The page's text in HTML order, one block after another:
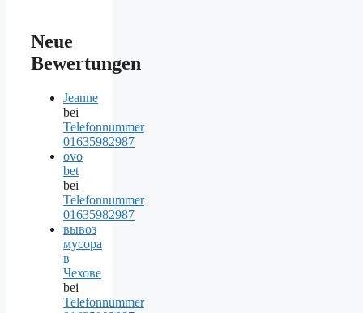
Neue
Bewertungen
Jeanne
bei
Telefonnummer
01635982987
ovo
bet
bei
Telefonnummer
01635982987
вывоз
мусора
в
Чехове
bei
Telefonnummer